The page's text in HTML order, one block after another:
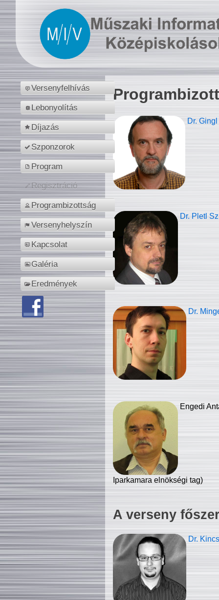
Versenyfelhívás
Lebonyolítás
Díjazás
Szponzorok
Program
Regisztráció
Programbizottság
Versenyhelyszín
Kapcsolat
Galéria
Eredmények
Dr.
Dr. Pletl
Dr.
Engedi
Iparkamara elnökségi tag)
A verseny
Dr.